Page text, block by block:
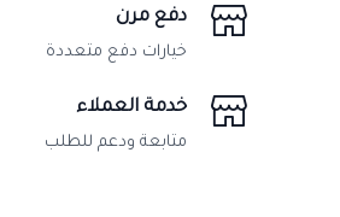
دفع مرن
خيارات دفع متعددة
خدمة العملاء
متابعة ودعم للطلب